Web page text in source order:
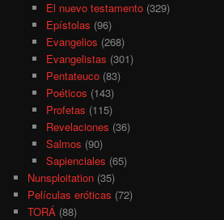
El nuevo testamento(329)
Epístolas (96)
Evangelios (268)
Evangelistas (301)
Pentateuco(83)
Poéticos (143)
Profetas (115)
Revelaciones (36)
Salmos (90)
Sapienciales (65)
Nunsploitation (35)
Películas eróticas (72)
TORÁ (88)